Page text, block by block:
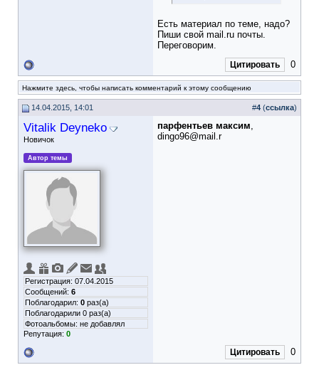
Есть материал по теме, надо?
Пиши свой mail.ru почты.
Переговорим.
Цитировать 0
Нажмите здесь, чтобы написать комментарий к этому сообщению
14.04.2015, 14:01 #4 (ссылка)
Vitalik Deyneko
Новичок
Автор темы
Регистрация: 07.04.2015
Сообщений: 6
Поблагодарил: 0 раз(а)
Поблагодарили 0 раз(а)
Фотоальбомы: не добавлял
Репутация: 0
парфентьев максим,
dingo96@mail.r
Цитировать 0